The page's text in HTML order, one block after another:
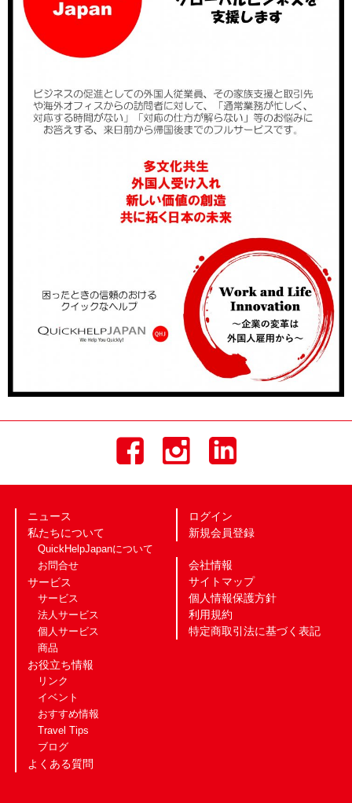
ニュース
私たちについて
QuickHelpJapanについて
お問合せ
サービス
サービス
法人サービス
個人サービス
商品
お役立ち情報
リンク
イベント
おすすめ情報
Travel Tips
ブログ
よくある質問
ログイン
新規会員登録
会社情報
サイトマップ
個人情報保護方針
利用規約
特定商取引法に基づく表記